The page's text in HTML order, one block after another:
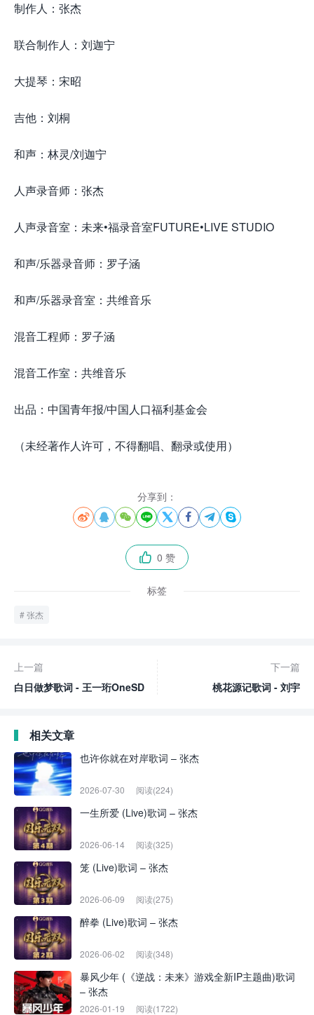
制作人：张杰
联合制作人：刘迦宁
大提琴：宋昭
吉他：刘桐
和声：林灵/刘迦宁
人声录音师：张杰
人声录音室：未来•福录音室FUTURE•LIVE STUDIO
和声/乐器录音师：罗子涵
和声/乐器录音室：共维音乐
混音工程师：罗子涵
混音工作室：共维音乐
出品：中国青年报/中国人口福利基金会
（未经著作人许可，不得翻唱、翻录或使用）
分享到：
       
 0 赞
标签
张杰
上一篇
白日做梦歌词 - 王一珩OneSD
下一篇
桃花源记歌词 - 刘宇
相关文章
也许你就在对岸歌词 – 张杰
2026-07-30 阅读(224)
一生所爱 (Live)歌词 – 张杰
2026-06-14 阅读(325)
笼 (Live)歌词 – 张杰
2026-06-09 阅读(275)
醉拳 (Live)歌词 – 张杰
2026-06-02 阅读(348)
暴风少年 (《逆战：未来》游戏全新IP主题曲)歌词
– 张杰
2026-01-19 阅读(1722)